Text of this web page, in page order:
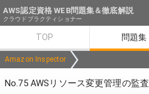
AWS認定資格 WEB問題集＆徹底解説
クラウドプラクティショナー
TOP 問題集
Amazon Inspector
No.75 AWSリソース変更管理の監査